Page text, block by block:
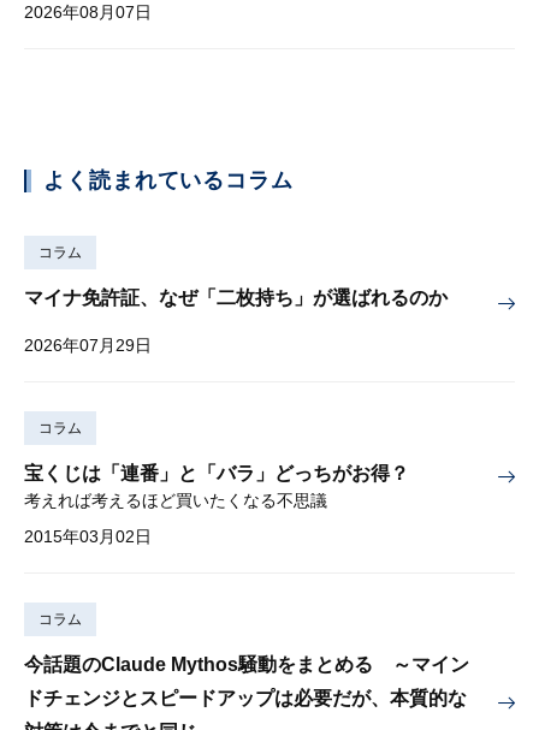
2026年08月07日
よく読まれているコラム
コラム
マイナ免許証、なぜ「二枚持ち」が選ばれるのか
2026年07月29日
コラム
宝くじは「連番」と「バラ」どっちがお得？
考えれば考えるほど買いたくなる不思議
2015年03月02日
コラム
今話題のClaude Mythos騒動をまとめる ～マイン
ドチェンジとスピードアップは必要だが、本質的な